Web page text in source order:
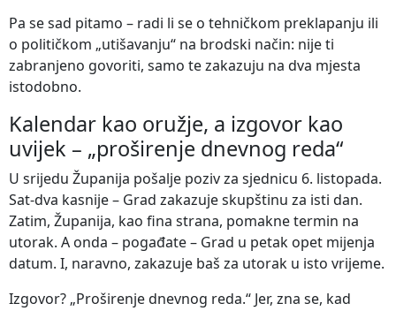
Pa se sad pitamo – radi li se o tehničkom preklapanju ili
o političkom „utišavanju“ na brodski način: nije ti
zabranjeno govoriti, samo te zakazuju na dva mjesta
istodobno.
Kalendar kao oružje, a izgovor kao
uvijek – „proširenje dnevnog reda“
U srijedu Županija pošalje poziv za sjednicu 6. listopada.
Sat-dva kasnije – Grad zakazuje skupštinu za isti dan.
Zatim, Županija, kao fina strana, pomakne termin na
utorak. A onda – pogađate – Grad u petak opet mijenja
datum. I, naravno, zakazuje baš za utorak u isto vrijeme.
Izgovor? „Proširenje dnevnog reda.“ Jer, zna se, kad